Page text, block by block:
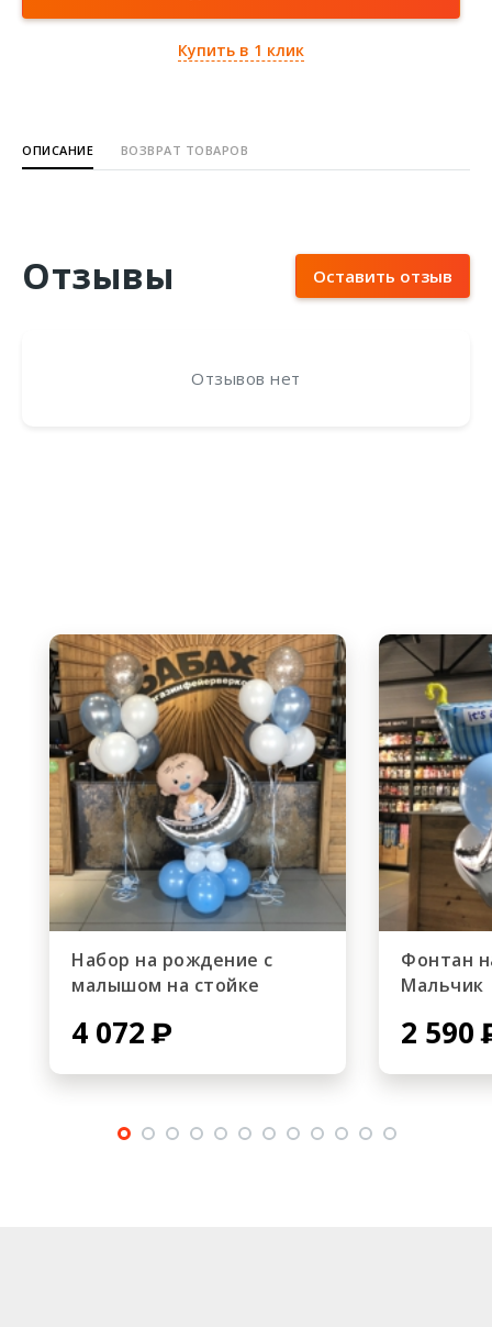
Купить в 1 клик
ОПИСАНИЕ ВОЗВРАТ ТОВАРОВ
Отзывы Оставить отзыв
Отзывов нет
Набор на рождение с
малышом на стойке
4 072
Фонтан
Мальчик
2 590